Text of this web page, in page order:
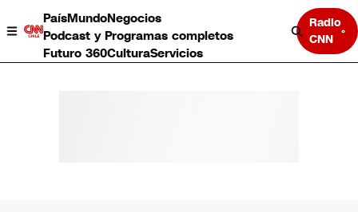
PaísMundoNegocios
Podcast y Programas completos
Futuro 360CulturaServicios
Radio
CNN